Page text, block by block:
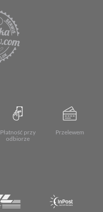
Płatność przy
odbiorze
Przelewem